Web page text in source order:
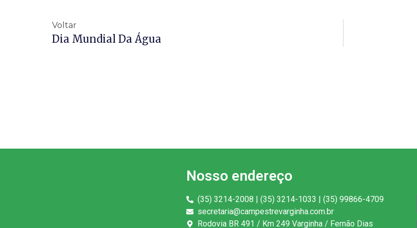
Voltar
Dia Mundial Da Água
Nosso endereço
(35) 3214-2008 | (35) 3214-1033 | (35) 99866-4709
secretaria@campestrevarginha.com.br
Rodovia BR 491 / Km 249 Varginha / Fernão Dias